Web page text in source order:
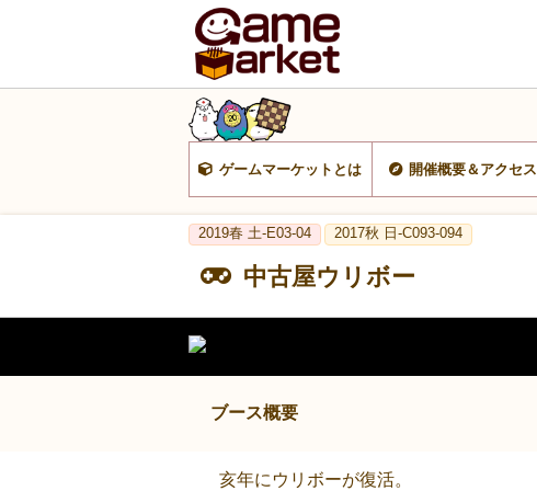
ゲームマーケットとは 開催概要＆アクセス
2019春 土-E03-04 2017秋 日-C093-094
中古屋ウリボー
ブース概要
亥年にウリボーが復活。